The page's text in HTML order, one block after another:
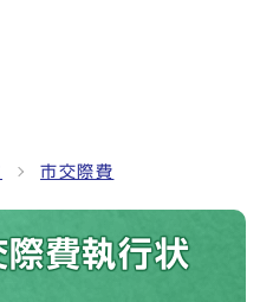
市交際費
費執行状